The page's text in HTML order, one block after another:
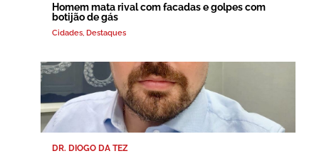
Homem mata rival com facadas e golpes com
botijão de gás
Cidades, Destaques
DR. DIOGO DA TEZ